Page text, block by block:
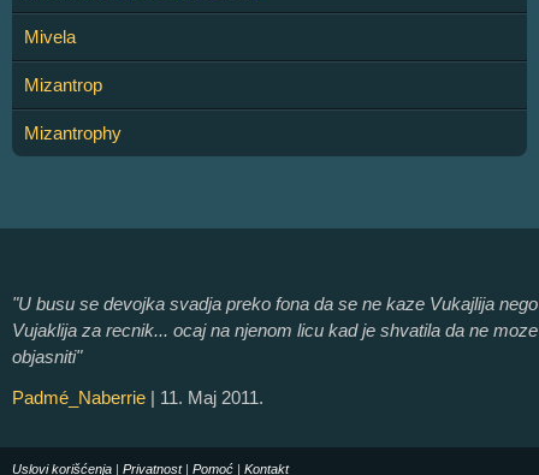
Mivela
Mizantrop
Mizantrophy
"U busu se devojka svadja preko fona da se ne kaze Vukajlija nego
Vujaklija za recnik... ocaj na njenom licu kad je shvatila da ne moze
objasniti"
Padmé_Naberrie | 11. Maj 2011.
Uslovi korišćenja | Privatnost| Pomoć | Kontakt